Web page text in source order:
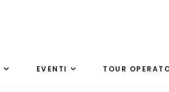
EVENTI TOUR